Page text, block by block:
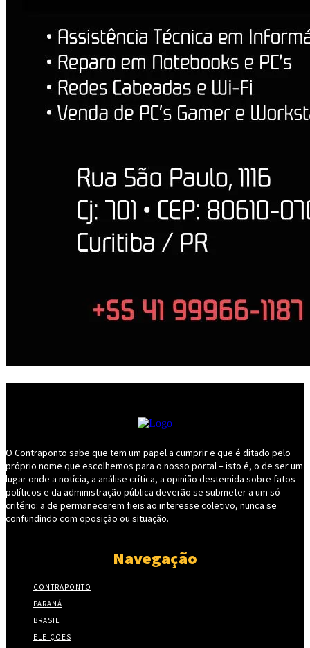
O Contraponto sabe que tem um papel a cumprir e que é ditado pelo
próprio nome que escolhemos para o nosso portal – isto é, o de ser um
lugar onde a notícia, a análise crítica, a opinião destemida sobre fatos
políticos e da administração pública deverão se submeter a um só
critério: a de permanecerem fieis ao interesse coletivo, nunca se
confundindo com oposição ou situação.
Navegação
CONTRAPONTO
PARANÁ
BRASIL
ELEIÇÕES